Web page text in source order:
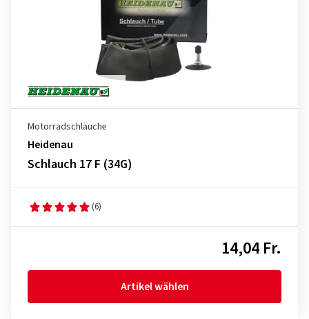
Motorradschläuche
Heidenau
Schlauch 17 F (34G)
(6)
14,04 Fr.
Artikel wählen